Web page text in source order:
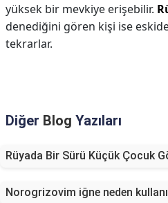
yüksek bir mevkiye erişebilir.
denediğini gören kişi ise
tekrarlar.
Diğer Blog Yazıları
Rüyada Bir Sürü Küçük Çocuk
Norogrizovim iğne neden